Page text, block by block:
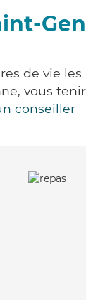
de vie
vous
conseiller